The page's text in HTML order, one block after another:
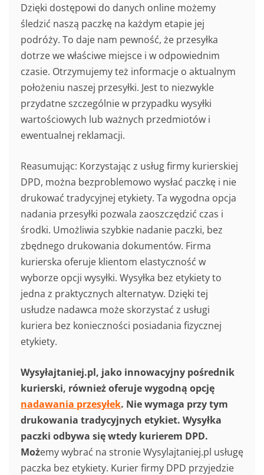
Dzięki dostępowi do danych online możemy
śledzić naszą paczkę na każdym etapie jej
podróży. To daje nam pewność, że przesyłka
dotrze we właściwe miejsce i w odpowiednim
czasie. Otrzymujemy też informacje o aktualnym
położeniu naszej przesyłki. Jest to niezwykle
przydatne szczególnie w przypadku wysyłki
wartościowych lub ważnych przedmiotów i
ewentualnej reklamacji.
Reasumując: Korzystając z usług firmy kurierskiej
DPD, można bezproblemowo wysłać paczkę i nie
drukować tradycyjnej etykiety. Ta wygodna opcja
nadania przesyłki pozwala zaoszczędzić czas i
środki. Umożliwia szybkie nadanie paczki, bez
zbędnego drukowania dokumentów. Firma
kurierska oferuje klientom elastyczność w
wyborze opcji wysyłki. Wysyłka bez etykiety to
jedna z praktycznych alternatyw. Dzięki tej
usłudze nadawca może skorzystać z usługi
kuriera bez konieczności posiadania fizycznej
etykiety.
Wysyłajtaniej.pl, jako innowacyjny pośrednik
kurierski, również oferuje wygodną opcję
nadawania przesyłek. Nie wymaga przy tym
drukowania tradycyjnych etykiet. Wysyłka
paczki odbywa się wtedy kurierem DPD.
Możemy wybrać na stronie Wysylajtaniej.pl usługę
paczka bez etykiety. Kurier firmy DPD przyjedzie